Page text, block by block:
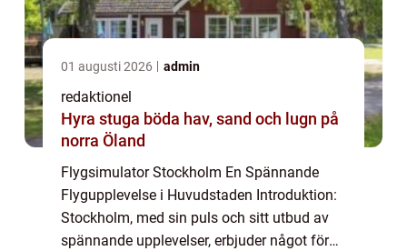
01 augusti 2026 admin
redaktionel
Hyra stuga böda hav, sand och lugn på
norra Öland
Flygsimulator Stockholm En Spännande
Flygupplevelse i Huvudstaden Introduktion:
Stockholm, med sin puls och sitt utbud av
spännande upplevelser, erbjuder något för